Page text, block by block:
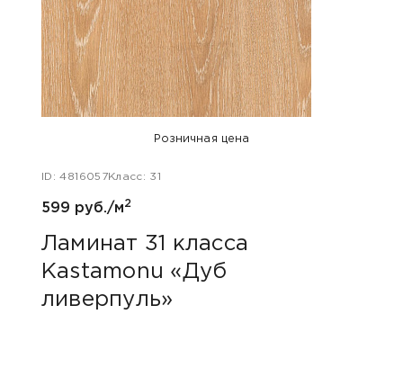
Розничная цена
ID: 4816057Класс: 31
599 руб./м2
Ламинат 31 класса
Kastamonu «Дуб
ливерпуль»